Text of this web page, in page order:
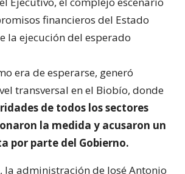
financieros del Estado
la ejecución del esperado
era de esperarse, generó
transversal en el Biobío, donde
de todos los sectores
la medida y acusaron un
por parte del Gobierno.
la administración de José Antonio